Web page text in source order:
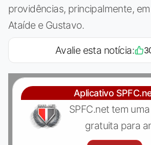
providências, principalmente,
Ataíde e Gustavo.
Avalie esta notícia:
Aplicativo
SPFC.net tem
gratuita para